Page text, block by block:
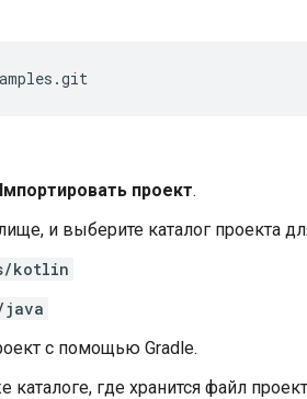
проект.
и выберите каталог проекта
kotlin
java
с помощью Gradle.
каталоге, где хранится файл